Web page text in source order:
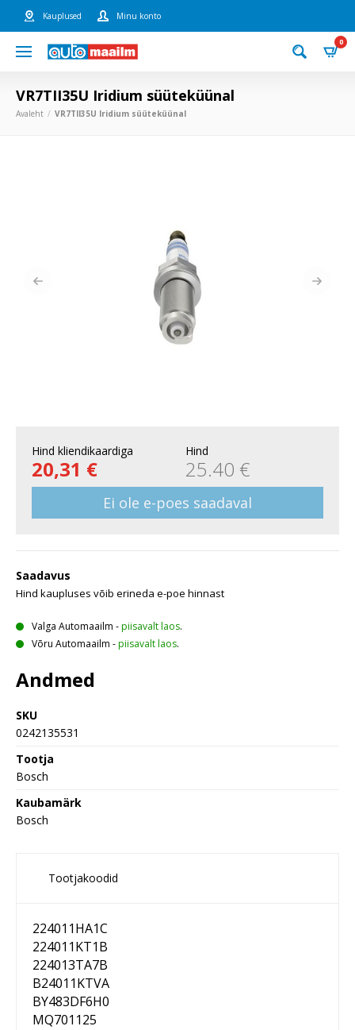
Kauplused Minu konto
0
VR7TII35U Iridium süüteküünal
Avaleht VR7TII35U Iridium süüteküünal
Hind kliendikaardiga
20,31 €
Hind
25.40 €
Ei ole e-poes saadaval
Saadavus
Hind kaupluses võib erineda e-poe hinnast
Valga Automaailm -piisavalt laos.
Võru Automaailm -piisavalt laos.
Andmed
SKU
0242135531
Tootja
Bosch
Kaubamärk
Bosch
Tootjakoodid
224011HA1C
224011KT1B
224013TA7B
B24011KTVA
BY483DF6H0
MQ701125